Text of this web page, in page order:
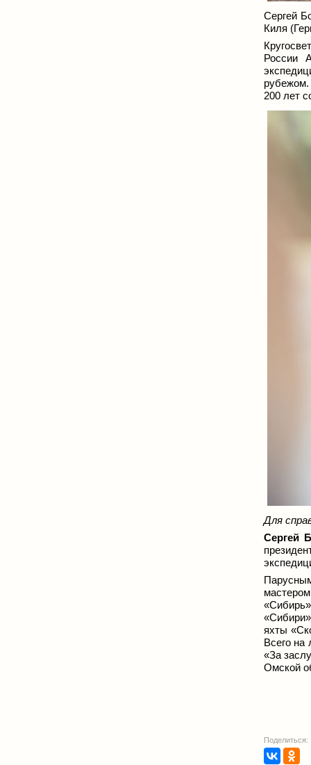
Сергей
Киля
России
рубежом.
200 лет
Для
Сергей
яхты
Всего на
«За
Омской
Поделиться: